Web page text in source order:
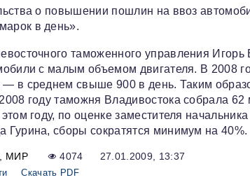
о повышении пошлин на ввоз
в день».
таможенного управления Игорь
с малым объемом двигателя. В 2008
в среднем свыше 900 в день. Таким
году таможня Владивостока собрала 62
году, по оценке заместителя начальника
Гурина, сборы сократятся минимум на 40%.
МИР 4074 27.01.2009, 13:37
Скачать PDF